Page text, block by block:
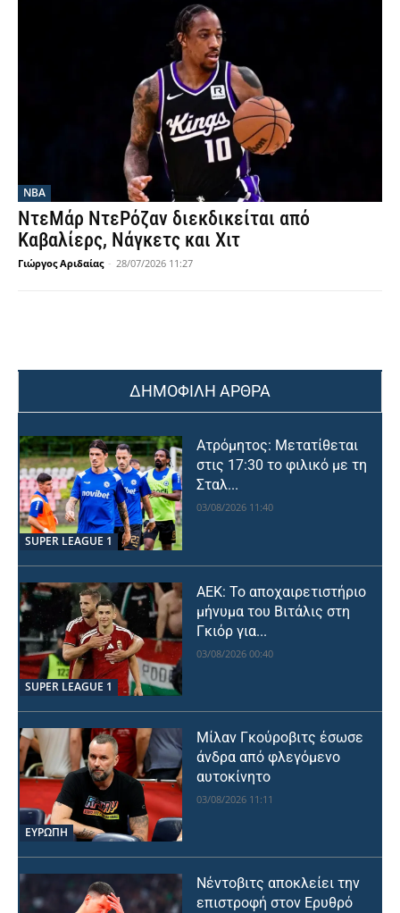
NBA
ΝτεΜάρ ΝτεΡόζαν διεκδικείται από
Καβαλίερς, Νάγκετς και Χιτ
Γιώργος Αριδαίας - 28/07/2026 11:27
ΔΗΜΟΦΙΛΗ ΑΡΘΡΑ
SUPER LEAGUE 1
Ατρόμητος: Μετατίθεται
στις 17:30 το φιλικό με τη
Σταλ...
03/08/2026 11:40
SUPER LEAGUE 1
ΑΕΚ: Το αποχαιρετιστήριο
μήνυμα του Βιτάλις στη
Γκιόρ για...
03/08/2026 00:40
ΕΥΡΩΠΗ
Μίλαν Γκούροβιτς έσωσε
άνδρα από φλεγόμενο
αυτοκίνητο
03/08/2026 11:11
Νέντοβιτς αποκλείει την
επιστροφή στον Ερυθρό